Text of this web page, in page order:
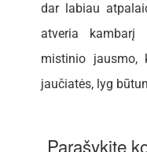
dar labiau
atveria
mistinio jausmo,
jaučiatės, lyg
Parašykite